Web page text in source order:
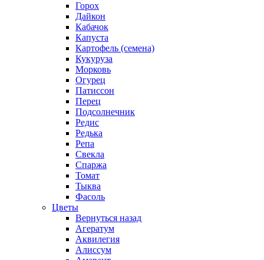
Горох
Дайкон
Кабачок
Капуста
Картофель (семена)
Кукуруза
Морковь
Огурец
Патиссон
Перец
Подсолнечник
Редис
Редька
Репа
Свекла
Спаржа
Томат
Тыква
Фасоль
Цветы
Вернуться назад
Агератум
Аквилегия
Алиссум